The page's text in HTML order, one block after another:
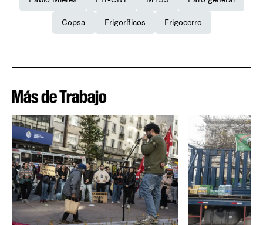
Copsa Frigoríficos Frigocerro
Más de Trabajo